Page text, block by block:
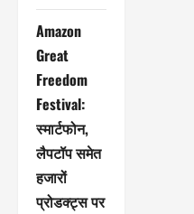
Amazon
Great
Freedom
Festival:
स्मार्टफोन,
लैपटॉप समेत
हजारों
प्रोडक्ट्स पर